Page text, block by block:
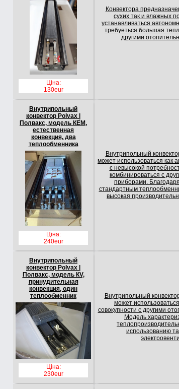
Ціна:
130eur
Конвектора
сухих так и влажных
устанавливаться
требуеться большая
другими
Внутрипольный
конвектор Polvax |
Полвакс, модель КЕМ,
естественная
конвекция, два
теплообменника
Ціна:
240eur
Внутрипольный
может использоваться как
с невысокой
комбинироваться с
приборами.
стандартным
высокая
Внутрипольный
конвектор Polvax |
Полвакс, модель КV,
принудительная
конвекция, один
теплообменник
Ціна:
230eur
Внутрипольный
может
совокупности с другими
Модель
использованию